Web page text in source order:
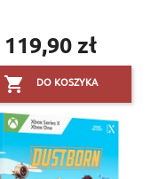
Cena
119,90 zł
 DO KOSZYKA